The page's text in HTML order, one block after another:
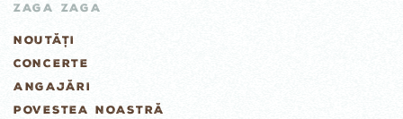
ZAGA ZAGA
NOUTĂȚI
CONCERTE
ANGAJĂRI
POVESTEA NOASTRĂ